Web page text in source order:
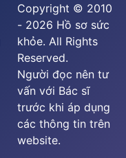
Copyright © 2010
- 2026 Hồ sơ sức
khỏe. All Rights
Reserved.
Người đọc nên tư
vấn với Bác sĩ
trước khi áp dụng
các thông tin trên
website.